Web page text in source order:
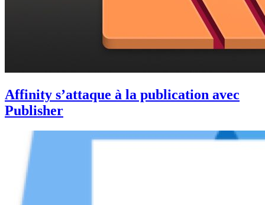
Affinity s’attaque à la publication avec
Publisher